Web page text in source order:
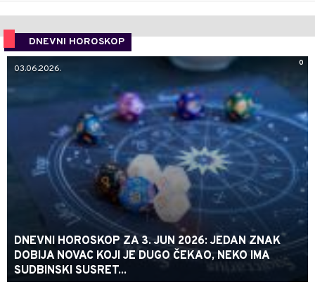
DNEVNI HOROSKOP
0
03.06.2026.
DNEVNI HOROSKOP ZA 3. JUN 2026: JEDAN ZNAK
DOBIJA NOVAC KOJI JE DUGO ČEKAO, NEKO IMA
SUDBINSKI SUSRET...